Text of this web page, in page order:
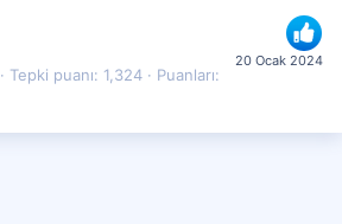
20 Ocak 2024
Tepki puanı 1,324
Puanları